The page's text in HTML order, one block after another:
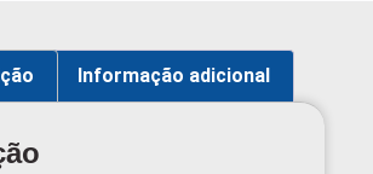
Informação adicional